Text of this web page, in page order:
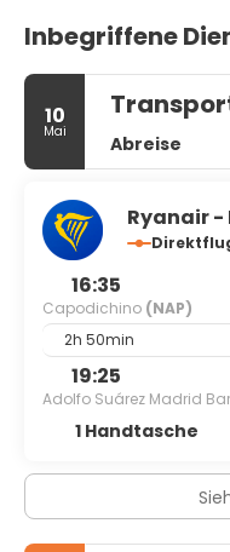
Inbegriffene
10
Mai
Abreise
Ryanair -
16:35
Capodichino (NAP)
2h 50min
19:25
Adolfo Suárez Madrid
1 Handtasche